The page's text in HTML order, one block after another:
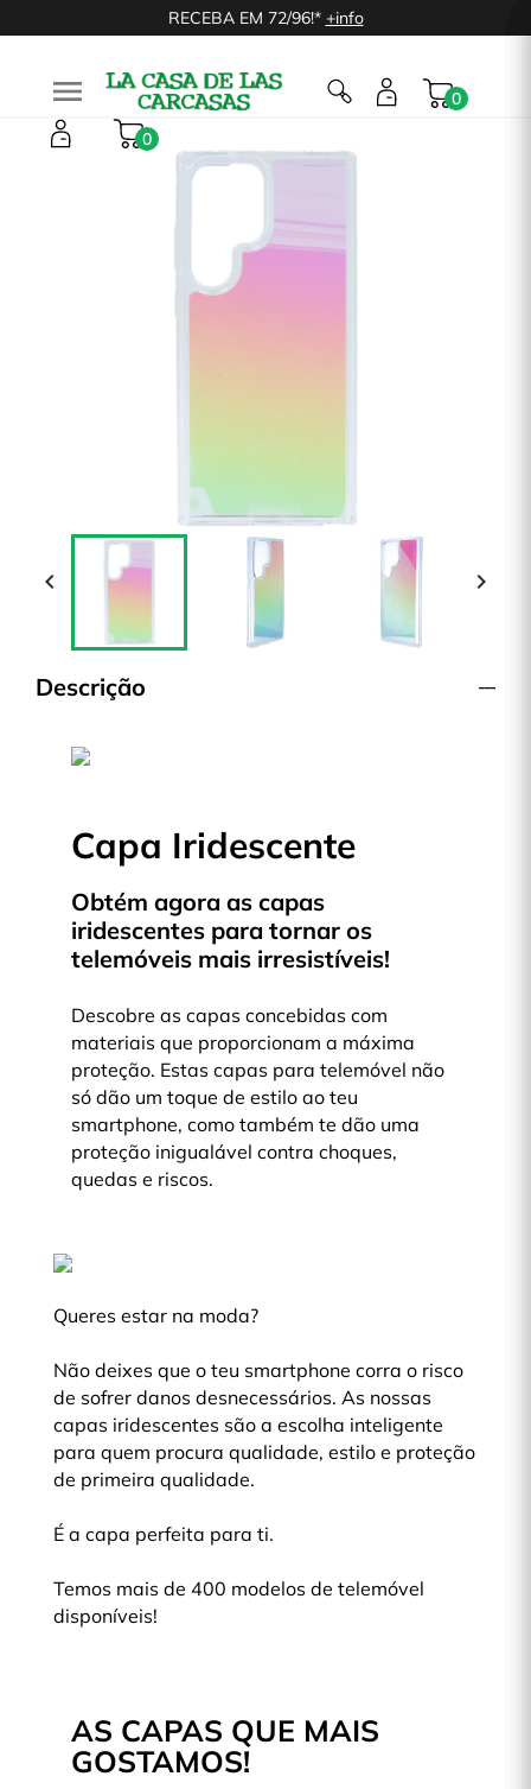
RECEBA EM 72/96!* +info

0
0
 
Descrição
Capa Iridescente
Obtém agora as capas
iridescentes para tornar os
telemóveis mais irresistíveis!
Descobre as capas concebidas com
materiais que proporcionam a máxima
proteção. Estas capas para telemóvel não
só dão um toque de estilo ao teu
smartphone, como também te dão uma
proteção inigualável contra choques,
quedas e riscos.
Queres estar na moda?
Não deixes que o teu smartphone corra o risco
de sofrer danos desnecessários. As nossas
capas iridescentes são a escolha inteligente
para quem procura qualidade, estilo e proteção
de primeira qualidade.
É a capa perfeita para ti.
Temos mais de 400 modelos de telemóvel
disponíveis!
AS CAPAS QUE MAIS
GOSTAMOS!